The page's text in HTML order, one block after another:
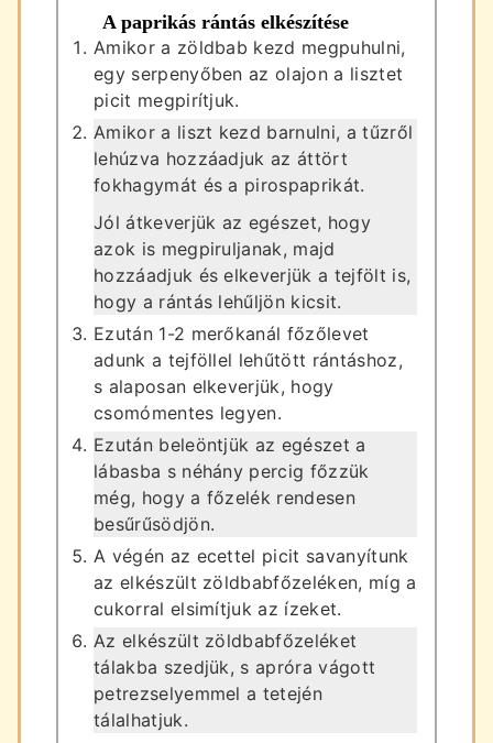
A paprikás rántás elkészítése
Amikor a zöldbab kezd megpuhulni,
egy serpenyőben az olajon a lisztet
picit megpirítjuk.
Amikor a liszt kezd barnulni, a tűzről
lehúzva hozzáadjuk az áttört
fokhagymát és a pirospaprikát.
Jól átkeverjük az egészet, hogy
azok is megpiruljanak, majd
hozzáadjuk és elkeverjük a tejfölt is,
hogy a rántás lehűljön kicsit.
Ezután 1-2 merőkanál főzőlevet
adunk a tejföllel lehűtött rántáshoz,
s alaposan elkeverjük, hogy
csomómentes legyen.
Ezután beleöntjük az egészet a
lábasba s néhány percig főzzük
még, hogy a főzelék rendesen
besűrűsödjön.
A végén az ecettel picit savanyítunk
az elkészült zöldbabfőzeléken, míg a
cukorral elsimítjuk az ízeket.
Az elkészült zöldbabfőzeléket
tálakba szedjük, s apróra vágott
petrezselyemmel a tetején
tálalhatjuk.